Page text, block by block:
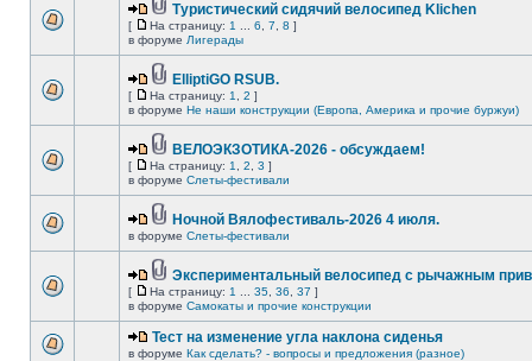
Туристический сидячий велосипед Klichen
[ На страницу: 1 6 7 8 ]
в форуме Лигерады
ElliptiGO RSUB.
[ На страницу: 1 2 ]
в форуме Не наши конструкции (Европа, Америка и прочие буржуи)
ВЕЛОЭКЗОТИКА-2026 - обсуждаем!
[ На страницу: 1 2 3 ]
в форуме Слеты-фестивали
Ночной Вялофестиваль-2026 4 июля.
в форуме Слеты-фестивали
Экспериментальный велосипед с рычажным
[ На страницу: 1 35 36 37 ]
в форуме Самокаты и прочие конструкции
Тест на изменение угла наклона сиденья
в форуме Как сделать? - вопросы и предложения (разное)